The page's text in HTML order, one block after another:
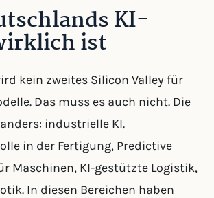
KI-
ist
kein zweites Silicon Valley für
Das muss es auch nicht. Die
industrielle KI.
in der Fertigung, Predictive
Maschinen, KI-gestützte Logistik,
In diesen Bereichen haben